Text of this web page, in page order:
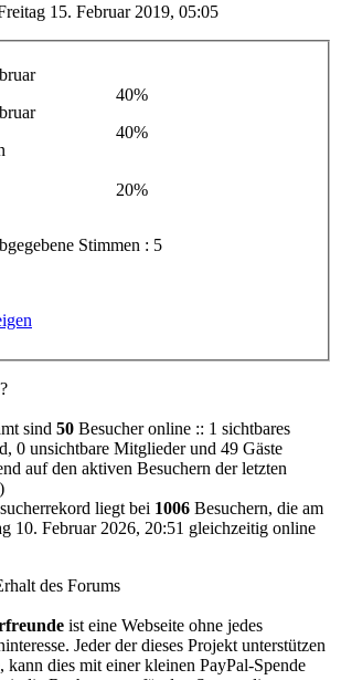
15. Februar 2019, 05:05
40%
40%
20%
Stimmen : 5
sind 50 Besucher online :: 1 sichtbares
0 unsichtbare Mitglieder und 49 Gäste
auf den aktiven Besuchern der letzten
liegt bei 1006 Besuchern, die am
10. Februar 2026, 20:51 gleichzeitig online
des Forums
ist eine Webseite ohne jedes
Jeder der dieses Projekt unterstützen
kann dies mit einer kleinen PayPal-Spende